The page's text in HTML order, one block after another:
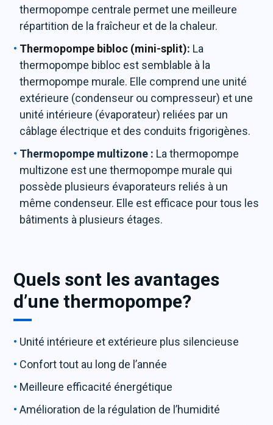
thermopompe centrale permet une meilleure
répartition de la fraîcheur et de la chaleur.
Thermopompe bibloc (mini-split): La
thermopompe bibloc est semblable à la
thermopompe murale. Elle comprend une unité
extérieure (condenseur ou compresseur) et une
unité intérieure (évaporateur) reliées par un
câblage électrique et des conduits frigorigènes.
Thermopompe multizone : La thermopompe
multizone est une thermopompe murale qui
possède plusieurs évaporateurs reliés à un
même condenseur. Elle est efficace pour tous les
bâtiments à plusieurs étages.
Quels sont les avantages
d’une thermopompe?
Unité intérieure et extérieure plus silencieuse
Confort tout au long de l’année
Meilleure efficacité énergétique
Amélioration de la régulation de l’humidité